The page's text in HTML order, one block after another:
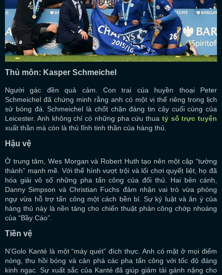
Thủ môn: Kasper Schmeichel
Người gác đền quả cảm. Con trai của huyền thoại Peter
Schmeichel đã chứng minh rằng anh có một vị thế riêng trong lịch
sử bóng đá. Schmeichel là chốt chặn đáng tin cậy cuối cùng của
Leicester. Anh không chỉ có những pha cứu thua tỷ số trực tuyến
xuất thần mà còn là thủ lĩnh tinh thần của hàng thủ.
Hậu vệ
Ở trung tâm, Wes Morgan và Robert Huth tạo nên một cặp “tường
thành” mạnh mẽ. Với thể hình vượt trội và lối chơi quyết liệt, họ đã
hóa giải vô số những pha tấn công của đối thủ. Hai bên cánh,
Danny Simpson và Christian Fuchs đảm nhận vai trò vừa phòng
ngự vừa hỗ trợ tấn công một cách bền bỉ. Sự kỷ luật và ăn ý của
hàng thủ này là nền tảng cho chiến thuật phản công chớp nhoáng
của “Bầy Cáo”.
Tiền vệ
N’Golo Kanté là một “máy quét” đích thực. Anh có mặt ở mọi điểm
nóng, thu hồi bóng và cản phá các pha tấn công với tốc độ đáng
kinh ngạc. Sự xuất sắc của Kanté đã giúp giảm tải gánh nặng cho